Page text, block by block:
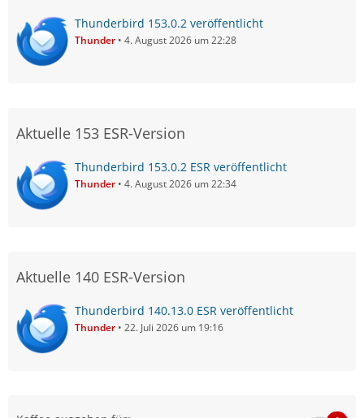
Thunderbird 153.0.2 veröffentlicht
Thunder 4. August 2026 um 22:28
Aktuelle 153 ESR-Version
Thunderbird 153.0.2 ESR veröffentlicht
Thunder 4. August 2026 um 22:34
Aktuelle 140 ESR-Version
Thunderbird 140.13.0 ESR veröffentlicht
Thunder 22. Juli 2026 um 19:16